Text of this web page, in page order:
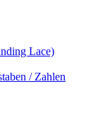
Lace)
/ Zahlen